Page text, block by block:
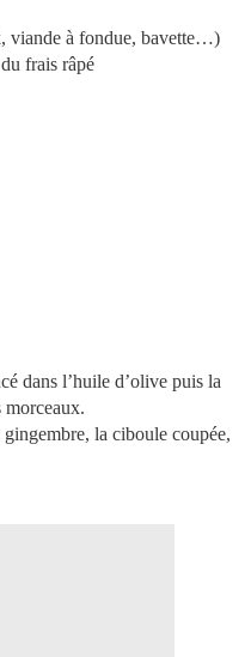
viande à fondue, bavette…)
frais râpé
dans l’huile d’olive puis la
morceaux.
la ciboule coupée,